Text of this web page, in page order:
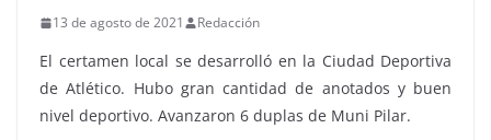
13 de agosto de 2021 Redacción
El certamen local se desarrolló en la Ciudad Deportiva
de Atlético. Hubo gran cantidad de anotados y buen
nivel deportivo. Avanzaron 6 duplas de Muni Pilar.